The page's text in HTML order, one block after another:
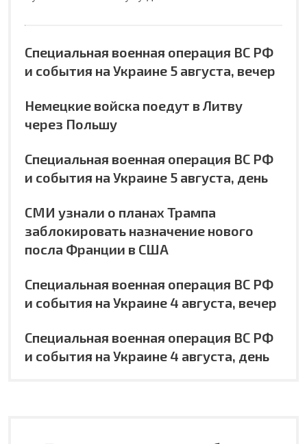
Специальная военная операция ВС РФ
и события на Украине 5 августа, вечер
Немецкие войска поедут в Литву
через Польшу
Специальная военная операция ВС РФ
и события на Украине 5 августа, день
СМИ узнали о планах Трампа
заблокировать назначение нового
посла Франции в США
Специальная военная операция ВС РФ
и события на Украине 4 августа, вечер
Специальная военная операция ВС РФ
и события на Украине 4 августа, день